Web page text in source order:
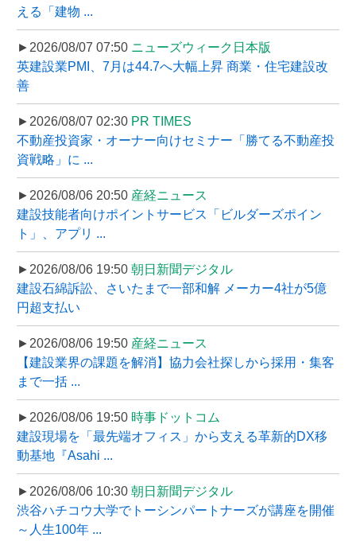
える「建物 ...
►2026/08/07 07:50 ニューズウィーク日本版
英建設業PMI、7月は44.7へ大幅上昇 商業・住宅建設改
善
►2026/08/07 02:30 PR TIMES
不動産投資家・オーナー向けセミナー「勝てる不動産投
資戦略」に ...
►2026/08/06 20:50 産経ニュース
建設技能者向けポイントサービス「ビルダーズポイン
ト」、アプリ ...
►2026/08/06 19:50 朝日新聞デジタル
建設石綿訴訟、さいたまで一部和解 メーカー4社が5億
円超支払い
►2026/08/06 19:50 産経ニュース
【建設業界の課題を解消】協力会社探しから採用・集客
まで一括 ...
►2026/08/06 19:50 時事ドットコム
建設現場を「最先端オフィス」から支える革新的DX移
動基地『Asahi ...
►2026/08/06 10:30 朝日新聞デジタル
渋谷ハチコウ大学でトーシンパートナーズが講座を開催
～人生100年 ...